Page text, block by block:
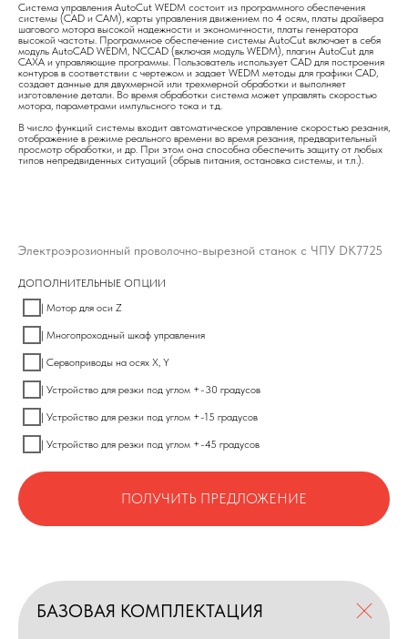
Система управления AutoCut WEDM состоит из программного обеспечения
системы (CAD и CAM), карты управления движением по 4 осям, платы драйвера
шагового мотора высокой надежности и экономичности, платы генератора
высокой частоты. Программное обеспечение системы AutoCut включает в себя
модуль AutoCAD WEDM, NCCAD (включая модуль WEDM), плагин AutoCut для
CAXA и управляющие программы. Пользователь использует CAD для построения
контуров в соответствии с чертежом и задает WEDM методы для графики CAD,
создает данные для двухмерной или трехмерной обработки и выполняет
изготовление детали. Во время обработки система может управлять скоростью
мотора, параметрами импульсного тока и т.д.
В число функций системы входит автоматическое управление скоростью резания,
отображение в режиме реального времени во время резания, предварительный
просмотр обработки, и др. При этом она способна обеспечить защиту от любых
типов непредвиденных ситуаций (обрыв питания, остановка системы, и т.п.).
Электроэрозионный проволочно-вырезной станок с ЧПУ DK7725
ДОПОЛНИТЕЛЬНЫЕ ОПЦИИ
| Мотор для оси Z
| Многопроходный шкаф управления
| Сервоприводы на осях X, Y
| Устройство для резки под углом +-30 градусов
| Устройство для резки под углом +-15 градусов
| Устройство для резки под углом +-45 градусов
ПОЛУЧИТЬ ПРЕДЛОЖЕНИЕ
БАЗОВАЯ КОМПЛЕКТАЦИЯ